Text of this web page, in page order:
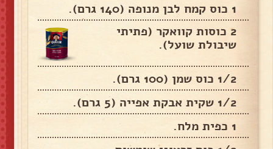
1 כוס קמח לבן מנופה (140 גרם).
2 כוסות קוואקר (פתיתי
שיבולת שועל).
1/2 כוס שמן (100 גרם).
1/2 שקית אבקת אפייה (5 גרם).
1 כפית מלח.